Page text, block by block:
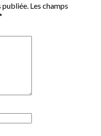
publiée. Les champs